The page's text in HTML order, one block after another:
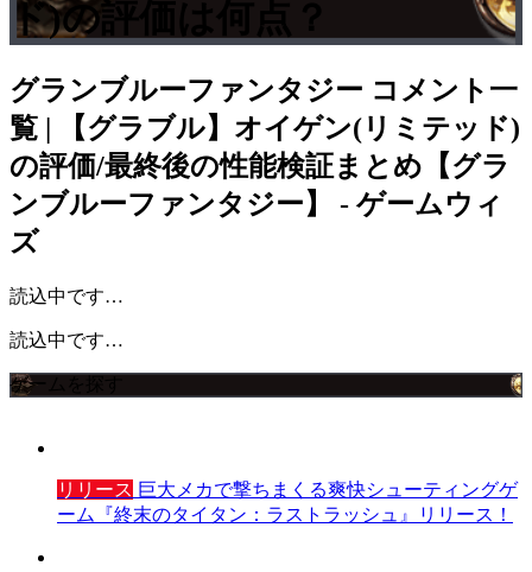
ド)の評価は何点？
グランブルーファンタジー コメント一
覧 | 【グラブル】オイゲン(リミテッド)
の評価/最終後の性能検証まとめ【グラ
ンブルーファンタジー】 - ゲームウィ
ズ
読込中です…
読込中です…
ゲームを探す
リリース 巨大メカで撃ちまくる爽快シューティングゲ
ーム『終末のタイタン：ラストラッシュ』リリース！